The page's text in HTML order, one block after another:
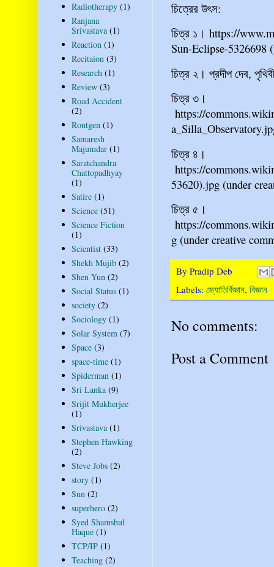
চিত্রের উৎস:
চিত্র ১। https://
Sun-Eclipse-5326698
চিত্র ২। প্রদীপ দেব,
চিত্র ৩।
https://
চিত্র ৪।
https://
53620).jpg (under
চিত্র ৫।
https://
g (under creative
By Pradip Deb
Labels: জ্যোতির্বিজ্ঞান, বিজ্ঞান
No comments:
Post a Comment
Radiotherapy (1)
Ranjana
Srivastava (1)
Reaction (1)
Recitaion (3)
Research (1)
Review (3)
Road Accident
(2)
Rontgen (1)
Samaresh
Majumdar (1)
Saratchandra
Chattopadhyay
(1)
Satire (1)
Science (51)
Science Fiction
(1)
Scientist (33)
Shekh Mujib (2)
Shen Yun (2)
Social Status (1)
society (2)
Sociology (1)
Solar System (7)
Space (3)
space-time (1)
Spiderman (1)
Sri Lanka (9)
Srijit Mukherjee
(1)
Srivastava (1)
Stephen Hawking
(2)
Steve Jobs (2)
story (1)
Sun (2)
superhero (2)
Syed Shamshul
Haque (1)
TCP/IP (1)
Teaching (2)